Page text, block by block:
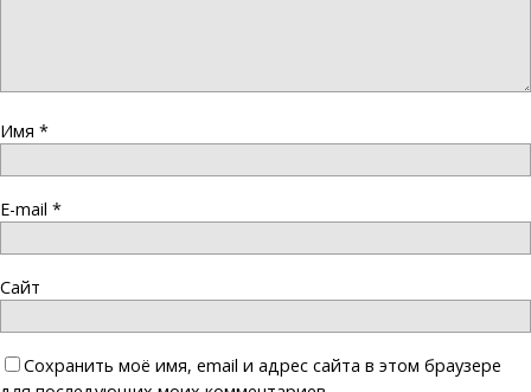
Имя *
E-mail *
Сайт
Сохранить моё имя, email и адрес сайта в этом браузере